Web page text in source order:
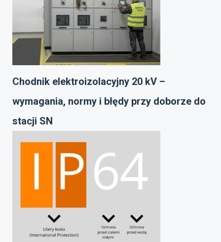
Chodnik elektroizolacyjny 20 kV –
wymagania, normy i błędy przy doborze do
stacji SN